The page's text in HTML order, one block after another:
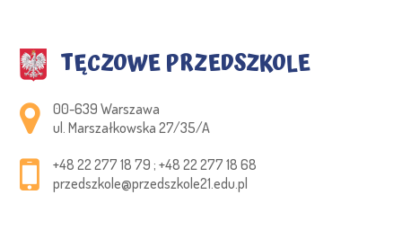
TĘCZOWE PRZEDSZKOLE
Adres pocztowy:
00-639 Warszawa
ul. Marszałkowska 27/35/A
+48 22 277 18 79 ; +48 22 277 18 68
przedszkole@przedszkole21.edu.pl